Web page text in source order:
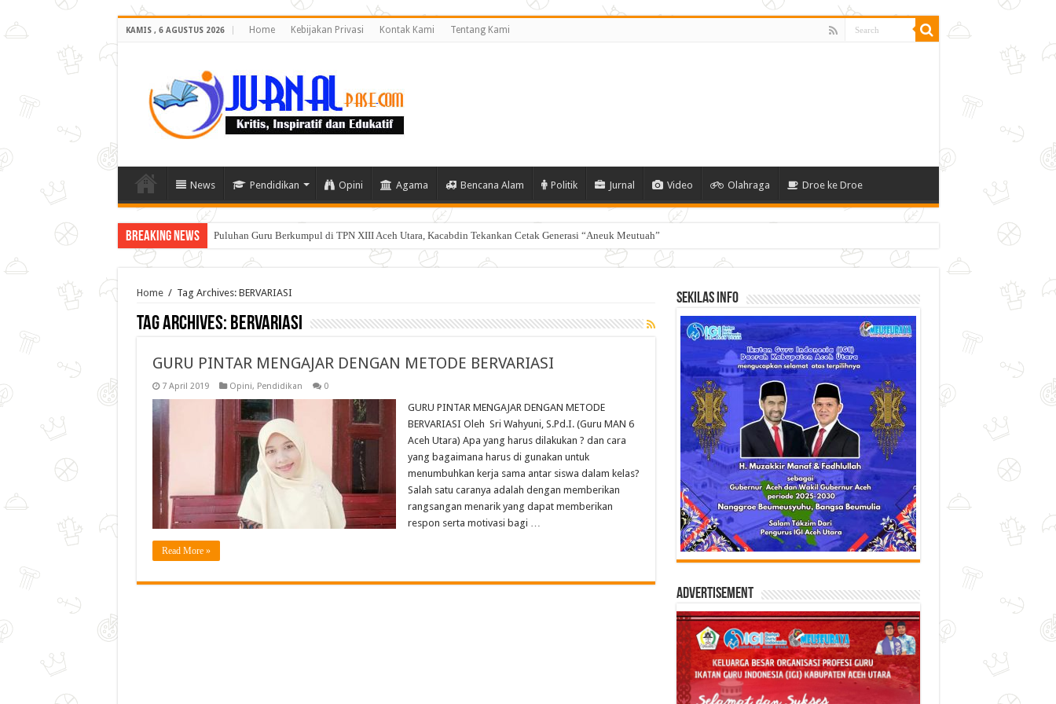
KAMIS , 6 AGUSTUS 2026 Home Kebijakan Privasi Kontak Kami Tentang Kami
News Pendidikan Opini Agama Bencana Alam Politik Jurnal Video Olahraga Droe ke Droe
Breaking News Puluhan Guru Berkumpul di TPN XIII Aceh Utara, Kacabdin Tekankan Cetak Generasi “Aneuk Meutuah”
Home / Tag Archives: BERVARIASI
Tag Archives: BERVARIASI
GURU PINTAR MENGAJAR DENGAN METODE BERVARIASI
7 April 2019 Opini, Pendidikan 0
GURU PINTAR MENGAJAR DENGAN METODE
BERVARIASI Oleh Sri Wahyuni, S.Pd.I. (Guru MAN 6
Aceh Utara) Apa yang harus dilakukan ? dan cara
yang bagaimana harus di gunakan untuk
menumbuhkan kerja sama antar siswa dalam kelas?
Salah satu caranya adalah dengan memberikan
rangsangan menarik yang dapat memberikan
respon serta motivasi bagi …
Read More »
Sekilas Info
Advertisement